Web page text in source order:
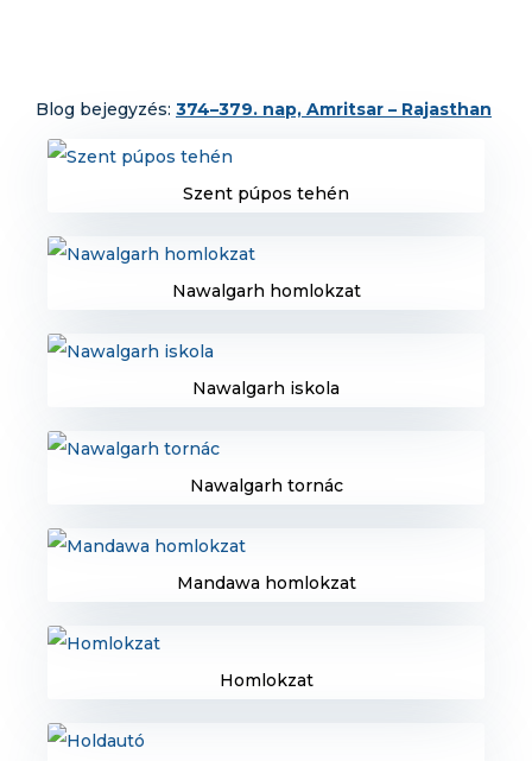
KATICA TANYA
KAPCSOLAT
Blog bejegyzés: 374–379. nap, Amritsar – Rajasthan
Szent púpos tehén
Nawalgarh homlokzat
Nawalgarh iskola
Nawalgarh tornác
Mandawa homlokzat
Homlokzat